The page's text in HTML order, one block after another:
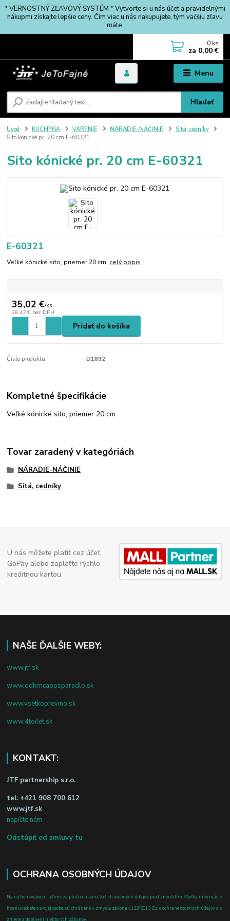
* VERNOSTNÝ ZĽAVOVÝ SYSTÉM * Vytvorte si u nás účet a pravidelnými
nákupmi získajte lepšie ceny. Čím viac u nás nakupujete, tým väčšiu zľavu
máte.
Menu
Hľadať
0 ks
za 0,00 €
Úvod KUCHYŇA VARENIE NÁRADIE-NÁČINIE
Sitá, cedníky
Sito kónické pr. 20 cm E-60321
Sito kónické pr. 20 cm E-60321
E-60321
Veľké kónické sito, priemer 20 cm. celý popis
35,02 €/ks
28,47 € bez DPH
Pridať do košíka
Číslo produktu: D1892
Kompletné špecifikácie
Veľké kónické sito, priemer 20 cm.
Tovar zaradený v kategóriách
NÁRADIE-NÁČINIE
Sitá, cedníky
U nás môžete platiť cez účet
GoPay alebo zaplaťte rýchlo
kreditnou kartou.
NAŠE ĎALŠIE WEBY:
www.jtf.sk
www.odhrncaposparadlo.sk
www.vsetkoprevino.sk
www.4toilet.sk
KONTAKT:
JTF partnership s.r.o.
tel: +421 908 700 612
www.jtf.sk
napíšte nám
Odstúpiť od zmluvy tu
OCHRANA OSOBNÝCH ÚDAJOV
Na našich weboch ručíme za plnú ochranu Vašich osobných údajov pred zneužitím. Všetky informácie,
ktoré uvediete o svojej osobe, sú chránené v zmysle zákona č.122/2013 Z.z. o ochrane osobných údajov a o
zmene a doplnení niektorých zákonov.